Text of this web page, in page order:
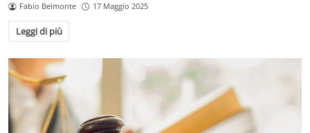
Fabio Belmonte 17 Maggio 2025
Leggi di più